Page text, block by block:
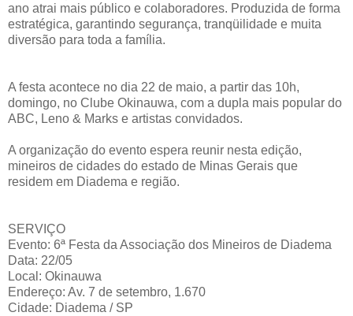
ano atrai mais público e colaboradores. Produzida de forma
estratégica, garantindo segurança, tranqüilidade e muita
diversão para toda a família.
A festa acontece no dia 22 de maio, a partir das 10h,
domingo, no Clube Okinauwa, com a dupla mais popular do
ABC, Leno & Marks e artistas convidados.
A organização do evento espera reunir nesta edição,
mineiros de cidades do estado de Minas Gerais que
residem em Diadema e região.
SERVIÇO
Evento: 6ª Festa da Associação dos Mineiros de Diadema
Data: 22/05
Local: Okinauwa
Endereço: Av. 7 de setembro, 1.670
Cidade: Diadema / SP